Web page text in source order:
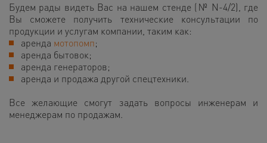
Будем рады видеть Вас на нашем стенде (№ N-4/2), где
Вы сможете получить технические консультации по
продукции и услугам компании, таким как:
аренда мотопомп;
аренда бытовок;
аренда генераторов;
аренда и продажа другой спецтехники.
Все желающие смогут задать вопросы инженерам и
менеджерам по продажам.